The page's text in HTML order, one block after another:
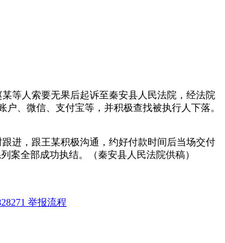
等人索要无果后起诉至秦安县人民法院，经法院
、微信、支付宝等，并积极查找被执行人下落。
进，跟王某积极沟通，约好付款时间后当场交付
案全部成功执结。（秦安县人民法院供稿）
举报流程